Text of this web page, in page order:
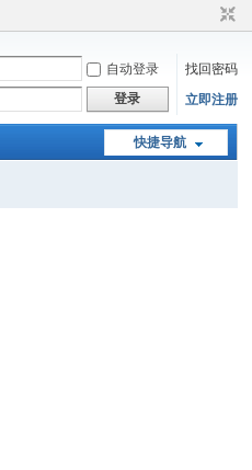
自动登录
找回密码
登录 立即注册
快捷导航